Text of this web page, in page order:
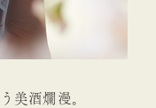
美酒爛漫。